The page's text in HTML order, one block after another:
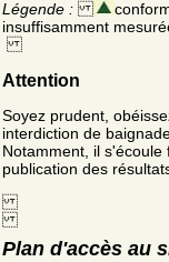
Légende :
insuffisamment
Attention
Soyez prudent,
interdiction de
Notamment, il
publication des
Plan d'accès au